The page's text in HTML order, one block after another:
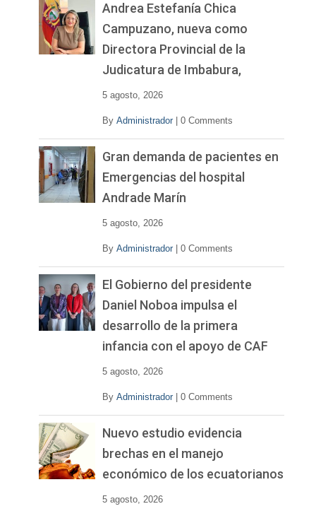
Andrea Estefanía Chica
Campuzano, nueva como
Directora Provincial de la
Judicatura de Imbabura,
5 agosto, 2026
By Administrador 0 Comments
Gran demanda de pacientes en
Emergencias del hospital
Andrade Marín
5 agosto, 2026
By Administrador 0 Comments
El Gobierno del presidente
Daniel Noboa impulsa el
desarrollo de la primera
infancia con el apoyo de CAF
5 agosto, 2026
By Administrador 0 Comments
Nuevo estudio evidencia
brechas en el manejo
económico de los ecuatorianos
5 agosto, 2026